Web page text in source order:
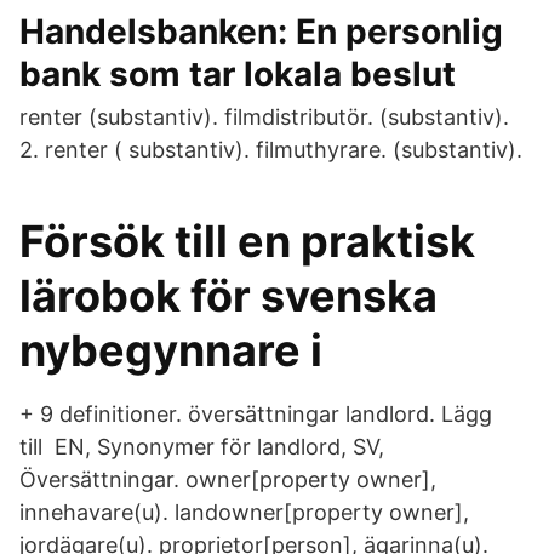
Handelsbanken: En personlig
bank som tar lokala beslut
renter (substantiv). filmdistributör. (substantiv).
2. renter ( substantiv). filmuthyrare. (substantiv).
Försök till en praktisk
lärobok för svenska
nybegynnare i
+ 9 definitioner. översättningar landlord. Lägg
till EN, Synonymer för landlord, SV,
Översättningar. owner[property owner],
innehavare(u). landowner[property owner],
jordägare(u). proprietor[person], ägarinna(u).